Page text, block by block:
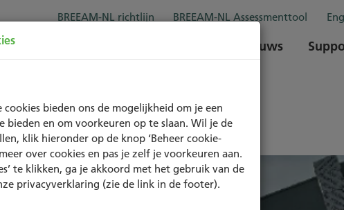
BREEAM-NL richtlijn BREEAM-NL Assessmenttool
NL Nieuws
bieden ons de mogelijkheid om je een
bieden en om voorkeuren op te slaan. Wil je de
klik hieronder op de knop ‘Beheer cookie-
over cookies en pas je zelf je voorkeuren aan.
te klikken, ga je akkoord met het gebruik van de
privacyverklaring (zie de link in de footer).